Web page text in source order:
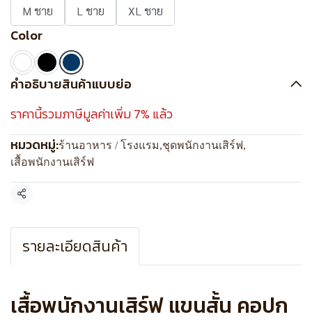
M ชาย
L ชาย XL ชาย
Color
คำอธิบายสินค้าแบบย่อ
ราคานี้รวมภาษีมูลค่าเพิ่ม 7% แล้ว
หมวดหมู่:ร้านอาหาร / โรงแรม,ชุดพนักงานเสิร์ฟ,
เสื้อพนักงานเสิร์ฟ
แชร์
รายละเอียดสินค้า
เสื้อพนักงานเสิร์ฟ แขนสั้น คอปก